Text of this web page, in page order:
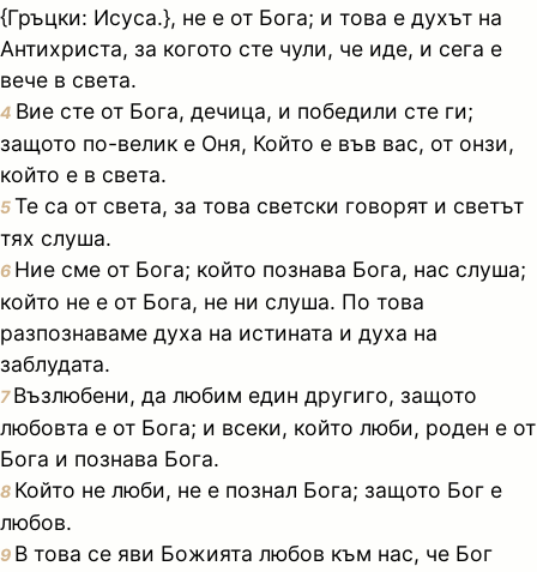
{Гръцки: Исуса.}, не е от Бога; и това е духът на
Антихриста, за когото сте чули, че иде, и сега е
вече в света.
4 Вие сте от Бога, дечица, и победили сте ги;
защото по-велик е Оня, Който е във вас, от онзи,
който е в света.
5Те са от света, за това светски говорят и светът
тях слуша.
6 Ние сме от Бога; който познава Бога, нас слуша;
който не е от Бога, не ни слуша. По това
разпознаваме духа на истината и духа на
заблудата.
7Възлюбени, да любим един другиго, защото
любовта е от Бога; и всеки, който люби, роден е от
Бога и познава Бога.
8 Който не люби, не е познал Бога; защото Бог е
любов.
9 В това се яви Божията любов към нас, че Бог